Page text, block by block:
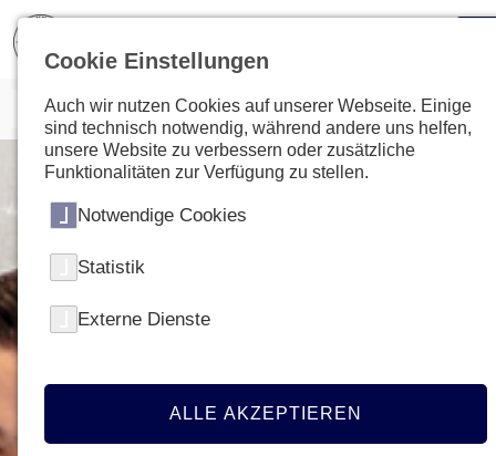
Cookie Einstellungen
Auch wir nutzen Cookies auf unserer Webseite. Einige
sind technisch notwendig, während andere uns helfen,
unsere Website zu verbessern oder zusätzliche
Funktionalitäten zur Verfügung zu stellen.
Notwendige Cookies
Statistik
Externe Dienste
ALLE AKZEPTIEREN